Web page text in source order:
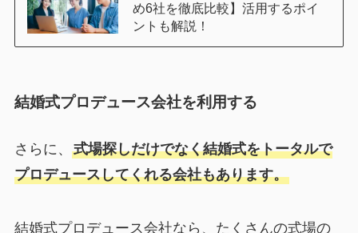
め6社を徹底比較】活用するポイ
ントも解説！
結婚式プロデュース会社を利用する
さらに、 式場探しだけでなく結婚式をトータルで
プロデュースしてくれる会社もあります。
結婚式プロデュース会社なら、たくさんの式場の